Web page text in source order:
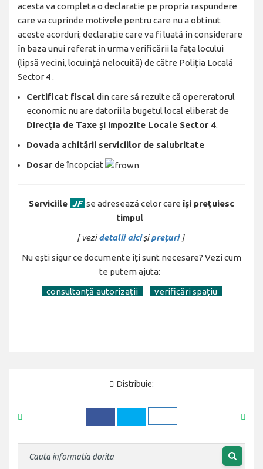
acesta va completa o declaratie pe propria raspundere
care va cuprinde motivele pentru care nu a obtinut
aceste acorduri; declarație care va fi luată în considerare
în baza unui referat în urma verificării la fața locului
(lipsă vecini, locuință nelocuită) de către Poliția Locală
Sector 4 .
Certificat fiscal din care să rezulte că opereratorul
economic nu are datorii la bugetul local eliberat de
Direcția de Taxe și Impozite Locale Sector 4.
Dovada achitării serviciilor de salubritate
Dosar de încopciat
Serviciile JF se adresează celor care își prețuiesc
timpul
[ vezidetalii aicișiprețuri ]
Nu ești sigur ce documente îți sunt necesare? Vezi cum
te putem ajuta:
consultanță autorizații verificări spațiu
Distribuie: